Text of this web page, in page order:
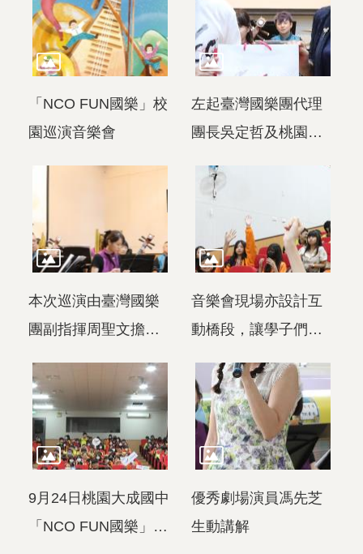
「NCO FUN國樂」校
園巡演音樂會
左起臺灣國樂團代理
團長吳定哲及桃園大
同為「NCO FUN國
樂」校園巡演音樂會
揭開序幕
本次巡演由臺灣國樂
團副指揮周聖文擔綱
音樂會現場亦設計互
動橋段，讓學子們輕
9月24日桃園大成國中
「NCO FUN國樂」圓
優秀劇場演員馮先芝
生動講解